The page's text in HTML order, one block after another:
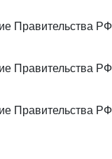
Правительства
Правительства
Правительства